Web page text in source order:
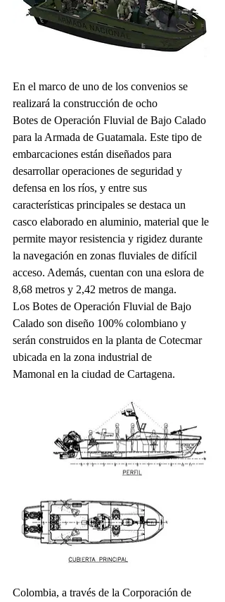
En el marco de uno de los convenios se
realizará la construcción de ocho
Botes de Operación Fluvial de Bajo Calado
para la Armada de Guatamala. Este tipo de
embarcaciones están diseñados para
desarrollar operaciones de seguridad y
defensa en los ríos, y entre sus
características principales se destaca un
casco elaborado en aluminio, material que le
permite mayor resistencia y rigidez durante
la navegación en zonas fluviales de difícil
acceso. Además, cuentan con una eslora de
8,68 metros y 2,42 metros de manga.
Los Botes de Operación Fluvial de Bajo
Calado son diseño 100% colombiano y
serán construidos en la planta de Cotecmar
ubicada en la zona industrial de
Mamonal en la ciudad de Cartagena.
Colombia, a través de la Corporación de